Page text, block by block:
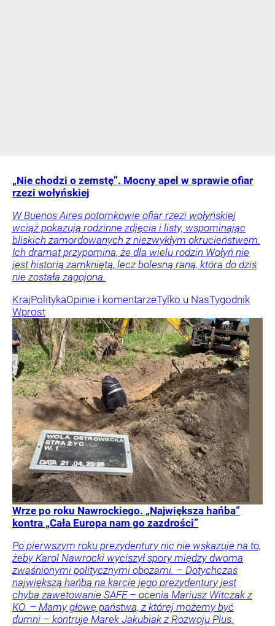
„Nie chodzi o zemstę”. Mocny apel w sprawie ofiar
rzezi wołyńskiej
W Buenos Aires potomkowie ofiar rzezi wołyńskiej
wciąż pokazują rodzinne zdjęcia i listy, wspominając
bliskich zamordowanych z niezwykłym okrucieństwem.
Ich dramat przypomina, że dla wielu rodzin Wołyń nie
jest historią zamkniętą, lecz bolesną raną, która do dziś
nie została zagojona.
KrajPolitykaOpinie i komentarzeTylko u NasTygodnik
Wprost
Wrze po roku Nawrockiego. „Największa hańba”
kontra „Cała Europa nam go zazdrości”
Po pierwszym roku prezydentury nic nie wskazuje na to,
żeby Karol Nawrocki wyciszył spory między dwoma
zwaśnionymi politycznymi obozami. – Dotychczas
największą hańbą na karcie jego prezydentury jest
chyba zawetowanie SAFE – ocenia Mariusz Witczak z
KO. – Mamy głowę państwa, z której możemy być
dumni – kontruje Marek Jakubiak z Rozwoju Plus.